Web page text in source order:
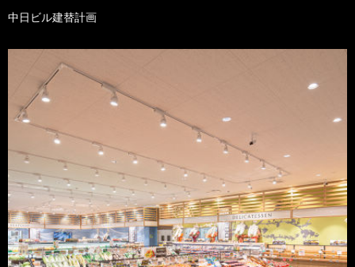
中日ビル建替計画